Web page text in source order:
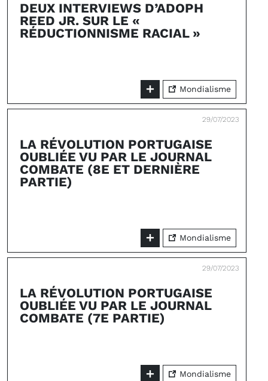
DEUX INTERVIEWS D’ADOPH
REED JR. SUR LE «
RÉDUCTIONNISME RACIAL »
Mondialisme
29/07/2023
LA RÉVOLUTION PORTUGAISE
OUBLIÉE VU PAR LE JOURNAL
COMBATE (8E ET DERNIÈRE
PARTIE)
Mondialisme
29/07/2023
LA RÉVOLUTION PORTUGAISE
OUBLIÉE VU PAR LE JOURNAL
COMBATE (7E PARTIE)
Mondialisme